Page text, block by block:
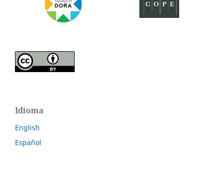
Idioma
English
Español